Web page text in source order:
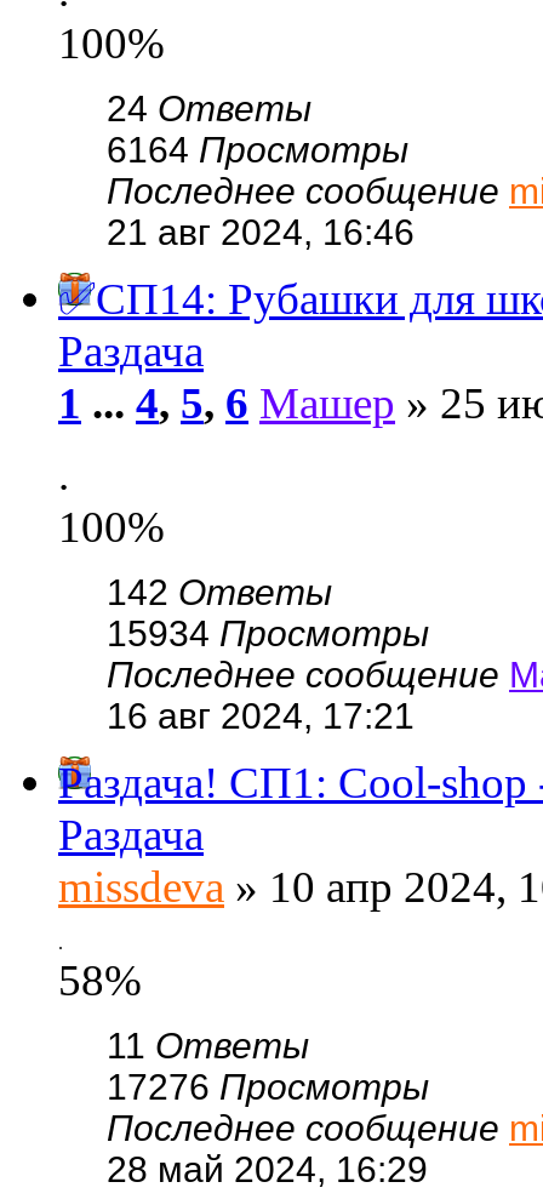
100%
24 Ответы
6164 Просмотры
Последнее сообщение
21 авг 2024, 16:46
✅СП14: Рубашки для
Раздача
1 ... 4, 5, 6 Машер » 25
.
100%
142 Ответы
15934 Просмотры
Последнее сообщение
16 авг 2024, 17:21
Раздача! СП1: Cool-shop
Раздача
missdeva » 10 апр 2024,
.
58%
11 Ответы
17276 Просмотры
Последнее сообщение
28 май 2024, 16:29